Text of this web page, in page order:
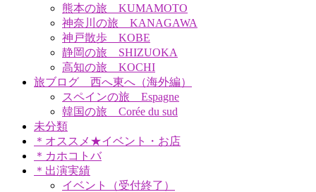
熊本の旅 KUMAMOTO
神奈川の旅 KANAGAWA
神戸散歩 KOBE
静岡の旅 SHIZUOKA
高知の旅 KOCHI
旅ブログ 西へ東へ（海外編）
スペインの旅 Espagne
韓国の旅 Corée du sud
未分類
＊オススメ★イベント・お店
＊カホコトバ
＊出演実績
イベント（受付終了）